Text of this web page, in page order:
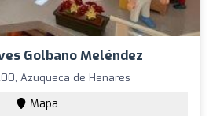
Golbano Meléndez
Azuqueca de Henares
Mapa